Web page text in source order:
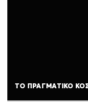
ΤΟ ΠΡΑΓΜΑΤΙΚΌ